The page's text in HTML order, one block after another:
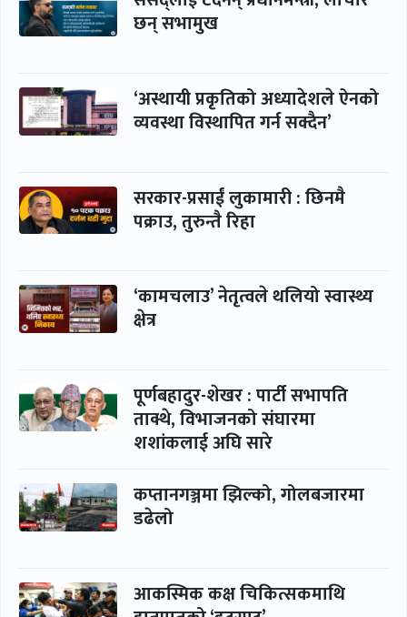
छन् सभामुख
‘अस्थायी प्रकृतिको अध्यादेशले ऐनको
व्यवस्था विस्थापित गर्न सक्दैन’
सरकार-प्रसाईं लुकामारी : छिनमै
पक्राउ, तुरुन्तै रिहा
‘कामचलाउ’ नेतृत्वले थलियो स्वास्थ्य
क्षेत्र
पूर्णबहादुर-शेखर : पार्टी सभापति
ताक्थे, विभाजनको संघारमा
शशांकलाई अघि सारे
कप्तानगञ्जमा झिल्को, गोलबजारमा
डढेलो
आकस्मिक कक्ष चिकित्सकमाथि